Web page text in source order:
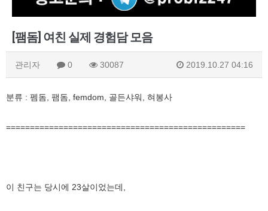
[팸돔] 여친 실제 경험담 모음
관리자 0 30087 2019.10.27 04:16
분류 : 펨돔, 팸돔, femdom, 골든샤워, 혀봉사
==================================================
이 친구는 당시에 23살이었는데,